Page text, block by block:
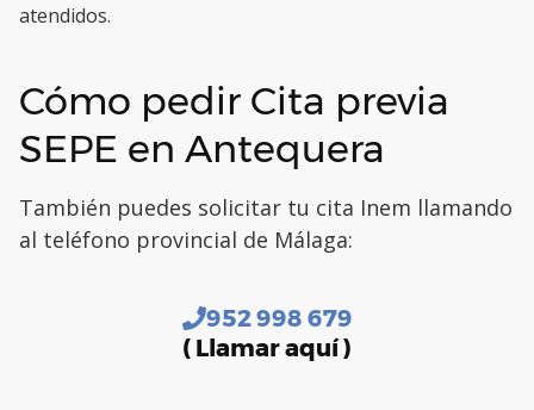
atendidos.
Cómo pedir Cita previa
SEPE en Antequera
También puedes solicitar tu cita Inem llamando
al teléfono provincial de Málaga:
952 998 679
( Llamar aquí )